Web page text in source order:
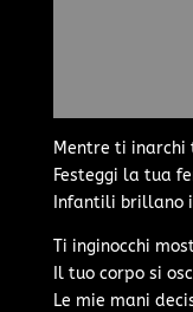
Mentre ti inarchi
Festeggi la tua
Infantili brillano
Ti inginocchi
Il tuo corpo si
Le mie mani